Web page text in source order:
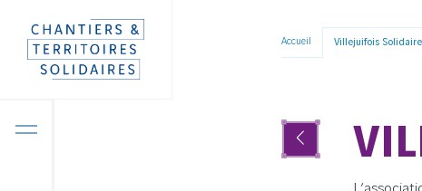
Aller
directement
au
Accueil Villejuifois